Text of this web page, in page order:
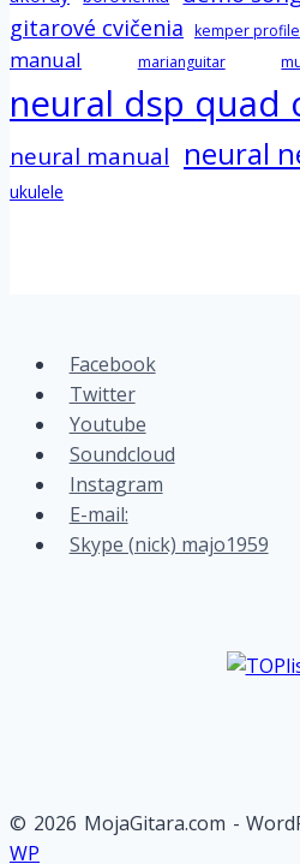
gitarové cvičenia kemper
manual marianguitar
neural dsp quad
neural manual neural
ukulele
Facebook
Twitter
Youtube
Soundcloud
Instagram
E-mail:
Skype (nick) majo1959
© 2026 MojaGitara.com -
WP